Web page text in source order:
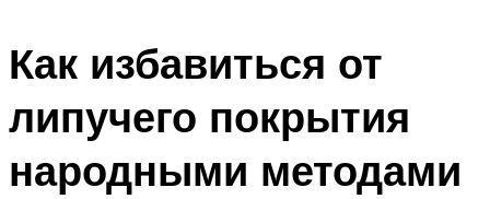
Как избавиться от
липучего покрытия
народными методами